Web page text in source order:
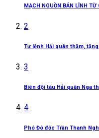
MẠCH NGUỒN BẢN LĨNH TỪ
2
Tư lệnh Hải quân thăm,
3
Biên đội tàu Hải quân Nga
4
Phó Đô đốc Trần Thanh